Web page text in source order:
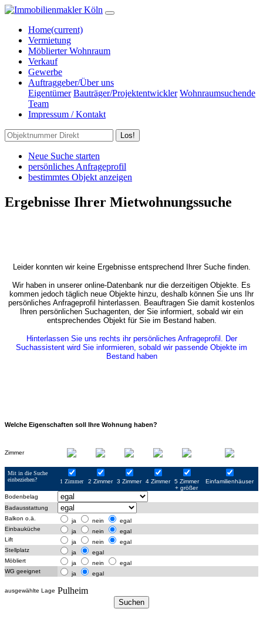
Home(current)
Vermietung
Möblierter Wohnraum
Verkauf
Gewerbe
Auftraggeber/Über uns
Eigentümer Bauträger/Projektentwickler Wohnraumsuchende
Team
Impressum / Kontakt
Los!
Neue Suche starten
persönliches Anfrageprofil
bestimmtes Objekt anzeigen
Ergebnisse Ihrer Mietwohnungssuche
Leider konnten wir keine Ergebnisse entsprechend Ihrer Suche finden.
Wir haben in unserer online-Datenbank nur die derzeitigen Objekte. Es
kommen jedoch täglich neue Objekte hinzu, deshalb können Sie uns Ihr
persönliches Anfrageprofil hinterlassen. Beauftragen Sie damit kostenlos
Ihren persönlichen Suchagenten, der Sie informiert, sobald wir ein
entsprechendes Objekt für Sie im Bestand haben.
Hinterlassen Sie uns rechts ihr persönliches Anfrageprofil. Der
Suchassistent wird Sie informieren, sobald wir passende Objekte im
Bestand haben
Welche Eigenschaften soll Ihre Wohnung haben?
Zimmer
Mit in die Suche
einbeziehen?
1 Zimmer 2 Zimmer 3 Zimmer 4 Zimmer
5 Zimmer
+ größer
Einfamilienhäuser
Bodenbelag
Badausstattung
Balkon o.ä.
ja nein
egal
Einbauküche
ja nein
egal
Lift
ja nein
egal
Stellplatz
ja
egal
Möbliert
ja nein
egal
WG geeignet
ja egal
ausgewählte Lage Pulheim